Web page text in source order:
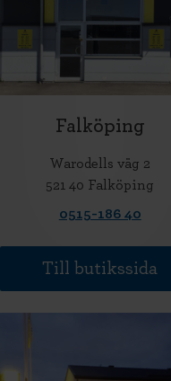
Falköping
Warodells väg 2
521 40 Falköping
0515-186 40
Till butikssida